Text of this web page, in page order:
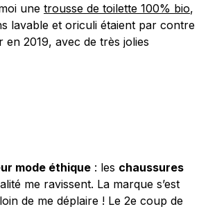
une trousse de toilette 100% bio,
lavable et oriculi étaient par contre
en 2019, avec de très jolies
mode éthique : les chaussures
me ravissent. La marque s’est
de me déplaire ! Le 2e coup de